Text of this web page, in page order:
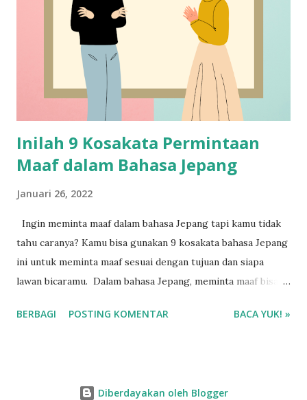
Inilah 9 Kosakata Permintaan
Maaf dalam Bahasa Jepang
Januari 26, 2022
Ingin meminta maaf dalam bahasa Jepang tapi kamu tidak
tahu caranya? Kamu bisa gunakan 9 kosakata bahasa Jepang
ini untuk meminta maaf sesuai dengan tujuan dan siapa
lawan bicaramu. Dalam bahasa Jepang, meminta maaf bisa
formal maupun informal.
BERBAGI POSTING KOMENTAR BACA YUK! »
Diberdayakan oleh Blogger